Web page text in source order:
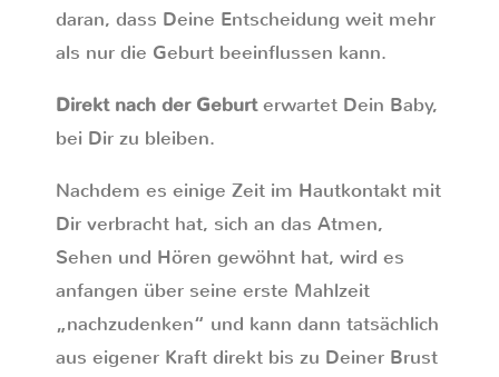
daran, dass Deine Entscheidung weit mehr
als nur die Geburt beeinflussen kann.
Direkt nach der Geburterwartet Dein Baby,
bei Dir zu bleiben.
Nachdem es einige Zeit im Hautkontakt mit
Dir verbracht hat, sich an das Atmen,
Sehen und Hören gewöhnt hat, wird es
anfangen über seine erste Mahlzeit
„nachzudenken“ und kann dann tatsächlich
aus eigener Kraft direkt bis zu Deiner Brust